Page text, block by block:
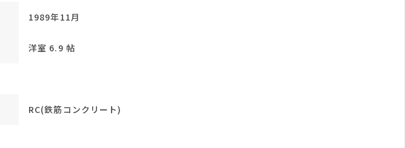
1989年11月
洋室 6.9 帖
RC(鉄筋コンクリート)